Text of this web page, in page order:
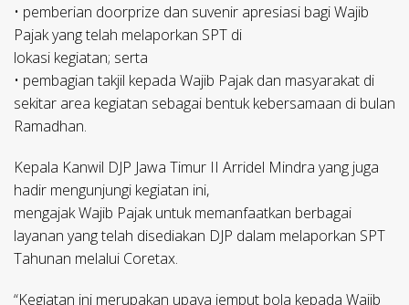
• pemberian doorprize dan suvenir apresiasi bagi Wajib
Pajak yang telah melaporkan SPT di
lokasi kegiatan; serta
• pembagian takjil kepada Wajib Pajak dan masyarakat di
sekitar area kegiatan sebagai bentuk kebersamaan di bulan
Ramadhan.
Kepala Kanwil DJP Jawa Timur II Arridel Mindra yang juga
hadir mengunjungi kegiatan ini,
mengajak Wajib Pajak untuk memanfaatkan berbagai
layanan yang telah disediakan DJP dalam melaporkan SPT
Tahunan melalui Coretax.
“Kegiatan ini merupakan upaya jemput bola kepada Wajib